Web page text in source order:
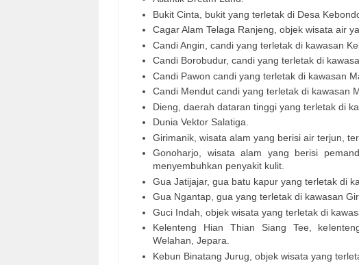
Bukit Cinta, bukit yang terletak di Desa
Cagar Alam Telaga Ranjeng, objek wisata air
Candi Angin, candi yang terletak di kawasan
Candi Borobudur, candi yang terletak di
Candi Pawon candi yang terletak di kawasan
Candi Mendut candi yang terletak di kawasan
Dieng, daerah dataran tinggi yang terletak di
Dunia Vektor Salatiga.
Girimanik, wisata alam yang berisi air terjun,
Gonoharjo, wisata alam yang berisi
menyembuhkan penyakit kulit.
Gua Jatijajar, gua batu kapur yang terletak di
Gua Ngantap, gua yang terletak di kawasan
Guci Indah, objek wisata yang terletak di
Kelenteng Hian Thian Siang Tee,
Welahan, Jepara.
Kebun Binatang Jurug, objek wisata yang